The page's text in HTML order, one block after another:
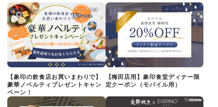
【象印の飲食店お買いまわりで】
豪華ノベルティプレゼントキャン
ペーン！
【梅田店用】象印食堂ディナー限
定クーポン（モバイル用）